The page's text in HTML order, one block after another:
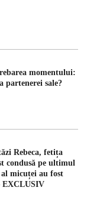
momentului:
partenerei sale?
Rebeca, fetița
condusă pe ultimul
micuței au fost
EXCLUSIV